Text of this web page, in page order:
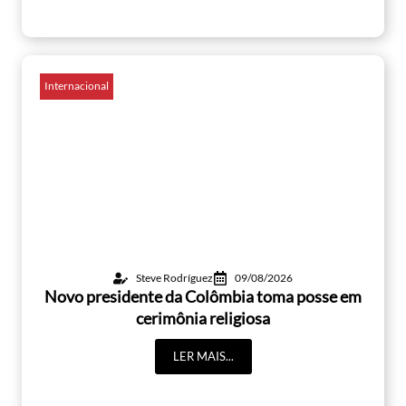
Internacional
Steve Rodríguez 09/08/2026
Novo presidente da Colômbia toma posse em
cerimônia religiosa
LER MAIS...